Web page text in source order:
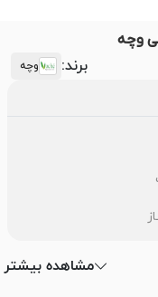
وچه
برند: وچه
مشاهده بیشتر